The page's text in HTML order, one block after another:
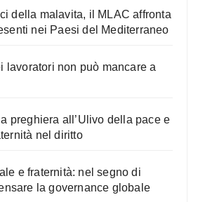
della malavita, il MLAC affronta
nei Paesi del Mediterraneo
lavoratori non può mancare a
preghiera all’Ulivo della pace e
nel diritto
e fraternità: nel segno di
la governance globale